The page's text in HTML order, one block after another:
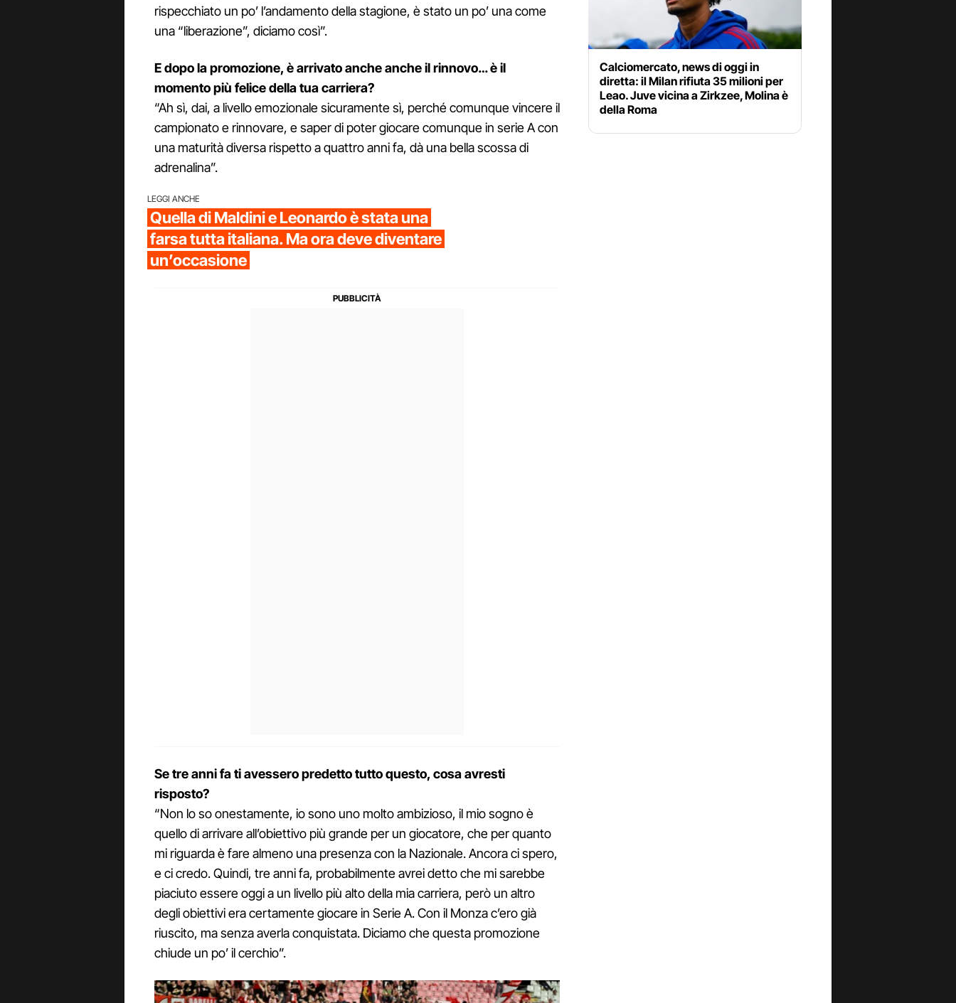
rispecchiato un po’ l’andamento della stagione, è stato un po’ una come
una “liberazione”, diciamo così”.
E dopo la promozione, è arrivato anche anche il rinnovo… è il
momento più felice della tua carriera?
“Ah sì, dai, a livello emozionale sicuramente sì, perché comunque vincere il
campionato e rinnovare, e saper di poter giocare comunque in serie A con
una maturità diversa rispetto a quattro anni fa, dà una bella scossa di
adrenalina”.
LEGGI ANCHE
Quella di Maldini e Leonardo è stata una
farsa tutta italiana. Ma ora deve diventare
un’occasione
Se tre anni fa ti avessero predetto tutto questo, cosa avresti
risposto?
“Non lo so onestamente, io sono uno molto ambizioso, il mio sogno è
quello di arrivare all’obiettivo più grande per un giocatore, che per quanto
mi riguarda è fare almeno una presenza con la Nazionale. Ancora ci spero,
e ci credo. Quindi, tre anni fa, probabilmente avrei detto che mi sarebbe
piaciuto essere oggi a un livello più alto della mia carriera, però un altro
degli obiettivi era certamente giocare in Serie A. Con il Monza c’ero già
riuscito, ma senza averla conquistata. Diciamo che questa promozione
chiude un po’ il cerchio”.
Calciomercato, news di oggi in
diretta: il Milan rifiuta 35 milioni per
Leao. Juve vicina a Zirkzee, Molina è
della Roma